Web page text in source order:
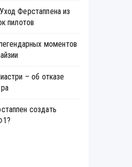
Ферстаппена из
пилотов
моментов
– об отказе
создать